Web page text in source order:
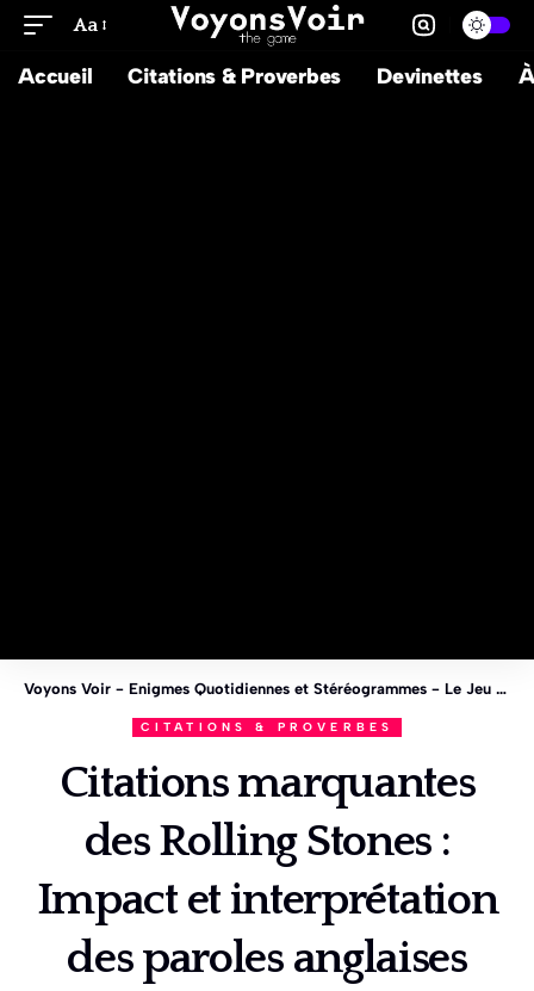
Aa
Accueil Citations & Proverbes Devinettes
Voyons Voir - Enigmes Quotidiennes et Stéréogrammes - Le Jeu des 1%
CITATIONS & PROVERBES
Citations marquantes
des Rolling Stones :
Impact et interprétation
des paroles anglaises